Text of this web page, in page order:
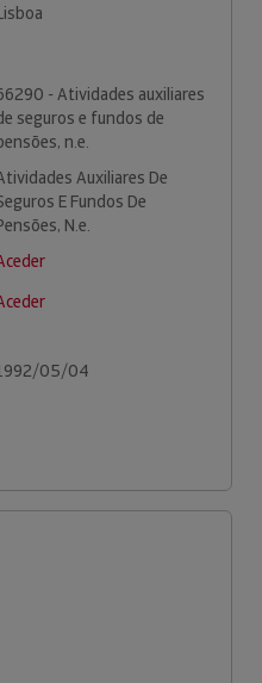
- Atividades auxiliares
seguros e fundos de
n.e.
Auxiliares De
E Fundos De
N.e.
05/04